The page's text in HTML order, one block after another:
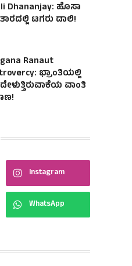
Dhananjay: ಹೊಸಾ
ಟಗರು ಡಾಲಿ!
Ranaut
ಭ್ರಾಂತಿಯಲ್ಲಿ
ವಾಂತಿ
Instagram
WhatsApp